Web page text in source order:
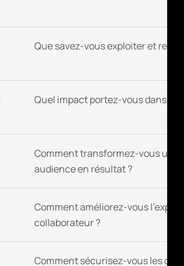
Que savez-vous exploiter et
Quel impact portez-vous dans la
Comment transformez-vous une
audience en résultat ?
Comment améliorez-vous
collaborateur ?
Comment sécurisez-vous les